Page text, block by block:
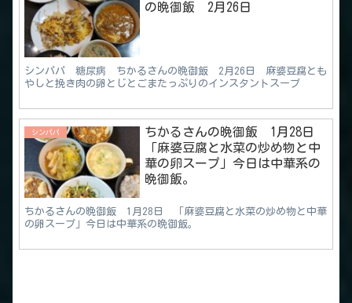
の晩御飯 2月26日
シンパパ 糖尿病 ちかるさんの晩御飯 2月26日 麻婆豆腐とも
やしと挽き肉の卵とじとごまたっぷりのインスタントスープ
シンパパ
ちかるさんの晩御飯 1月28日
「麻婆豆腐と水菜の炒め物と中
華の卵スープ」今日は中華系の
晩御飯。
ちかるさんの晩御飯 1月28日 「麻婆豆腐と水菜の炒め物と中華
の卵スープ」今日は中華系の晩御飯。